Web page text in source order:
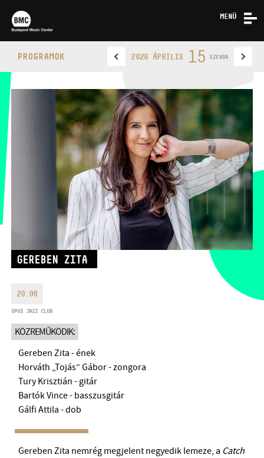
MENÜ
KAPCSOLAT
BUDAPEST MUSIC CENTER
info@bmc.hu
TELEFON
JEGYPÉNZTÁR
OPUS JAZZ CLUB
PROGRAMOK 2026 ÁPRILIS 15 SZERDA
GEREBEN ZITA
20:00
OPUS JAZZ CLUB
KÖZREMŰKÖDIK:
Gereben Zita - ének
Horváth „Tojás” Gábor - zongora
Tury Krisztián - gitár
Bartók Vince - basszusgitár
Gálfi Attila - dob
Gereben Zita nemrég megjelent negyedik lemeze, a Catch